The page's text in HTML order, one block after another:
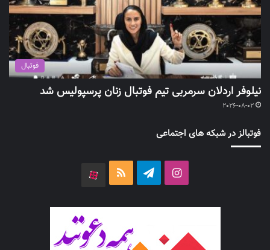
فوتبال
نیلوفر اردلان سرمربی تیم فوتبال زنان پرسپولیس شد
2026-08-02
فوتبالز در شبکه های اجتماعی
اینستاگرامتلگرام خوراک